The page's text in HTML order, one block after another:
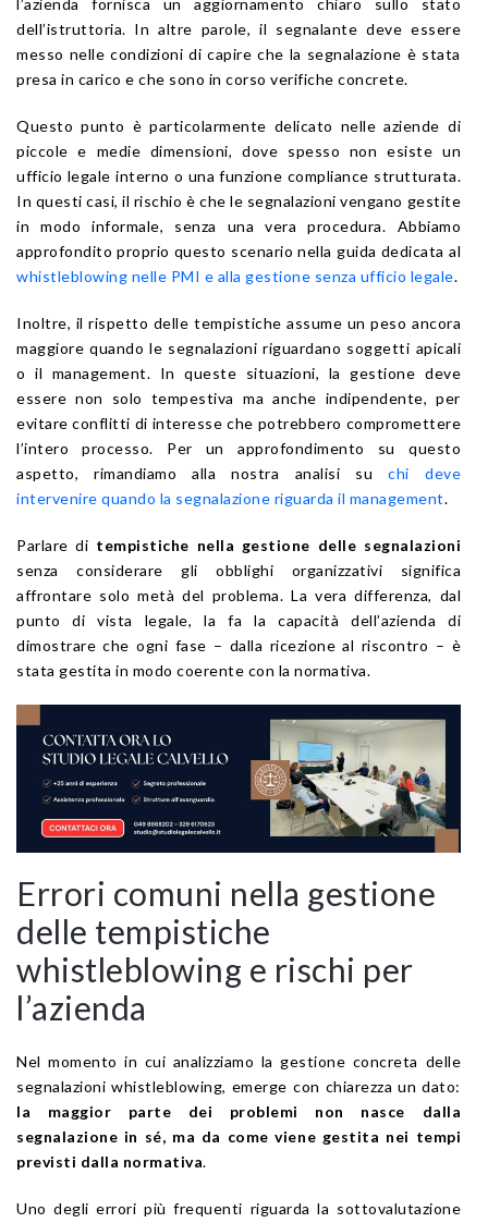
l’azienda fornisca un aggiornamento chiaro sullo stato
dell’istruttoria. In altre parole, il segnalante deve essere
messo nelle condizioni di capire che la segnalazione è stata
presa in carico e che sono in corso verifiche concrete.
Questo punto è particolarmente delicato nelle aziende di
piccole e medie dimensioni, dove spesso non esiste un
ufficio legale interno o una funzione compliance strutturata.
In questi casi, il rischio è che le segnalazioni vengano gestite
in modo informale, senza una vera procedura. Abbiamo
approfondito proprio questo scenario nella guida dedicata al
whistleblowing nelle PMI e alla gestione senza ufficio legale.
Inoltre, il rispetto delle tempistiche assume un peso ancora
maggiore quando le segnalazioni riguardano soggetti apicali
o il management. In queste situazioni, la gestione deve
essere non solo tempestiva ma anche indipendente, per
evitare conflitti di interesse che potrebbero compromettere
l’intero processo. Per un approfondimento su questo
aspetto, rimandiamo alla nostra analisi suchi deve
intervenire quando la segnalazione riguarda il management.
Parlare di tempistiche nella gestione delle segnalazioni
senza considerare gli obblighi organizzativi significa
affrontare solo metà del problema. La vera differenza, dal
punto di vista legale, la fa la capacità dell’azienda di
dimostrare che ogni fase – dalla ricezione al riscontro – è
stata gestita in modo coerente con la normativa.
Errori comuni nella gestione
delle tempistiche
whistleblowing e rischi per
l’azienda
Nel momento in cui analizziamo la gestione concreta delle
segnalazioni whistleblowing, emerge con chiarezza un dato:
la maggior parte dei problemi non nasce dalla
segnalazione in sé, ma da come viene gestita nei tempi
previsti dalla normativa.
Uno degli errori più frequenti riguarda la sottovalutazione